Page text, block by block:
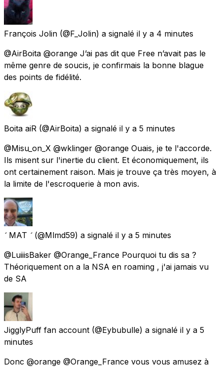
François Jolin (@F_Jolin) a signalé il y a 4 minutes
@AirBoita @orange J’ai pas dit que Free n’avait pas le
même genre de soucis, je confirmais la bonne blague
des points de fidélité.
Boita aiR (@AirBoita) a signalé il y a 5 minutes
@Misu_on_X @wklinger @orange Ouais, je te l'accorde.
Ils misent sur l'inertie du client. Et économiquement, ils
ont certainement raison. Mais je trouve ça très moyen, à
la limite de l'escroquerie à mon avis.
 MAT  (@Mlmd59) a signalé il y a 5 minutes
@LuiiisBaker @Orange_France Pourquoi tu dis sa ?
Théoriquement on a la NSA en roaming , j'ai jamais vu
de SA
JigglyPuff fan account (@Eybubulle) a signalé il y a 5
minutes
Donc @orange @Orange_France vous vous amusez à